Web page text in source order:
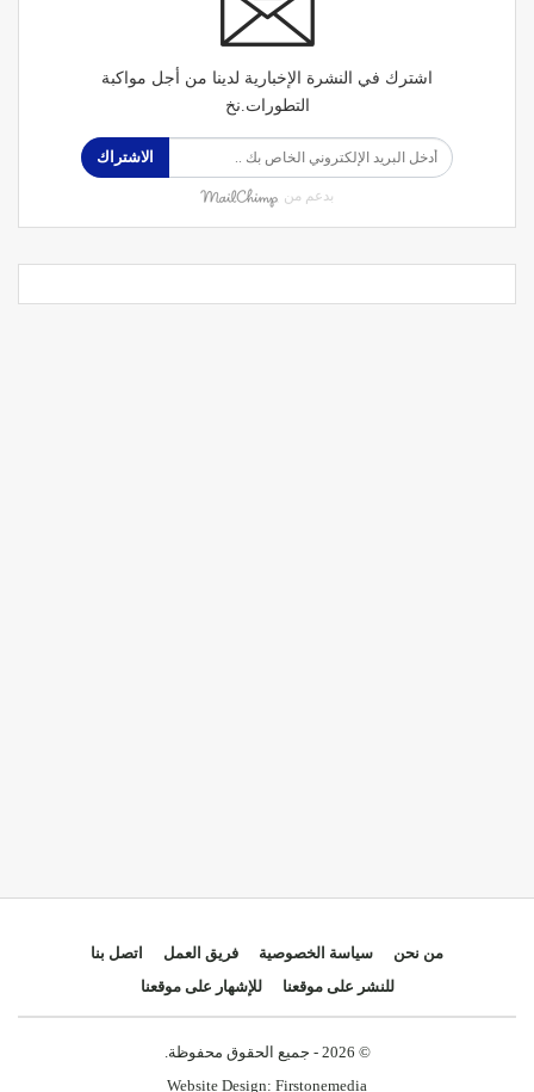
اشترك في النشرة الإخبارية لدينا من أجل مواكبة
التطورات.نخ
الاشتراك
بدعم من
من نحن سياسة الخصوصية فريق العمل
اتصل بنا
للنشر على موقعنا
للإشهار على موقعنا
© 2026 - جميع الحقوق محفوظة.
Website Design: Firstonemedia